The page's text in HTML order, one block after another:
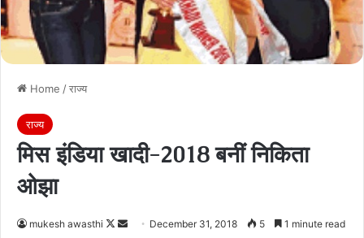
Home /राज्य
राज्य
मिस इंडिया खादी-2018 बनीं निकिता
ओझा
mukesh awasthi
Follow
Send December 31, 2018 5 1 minute read